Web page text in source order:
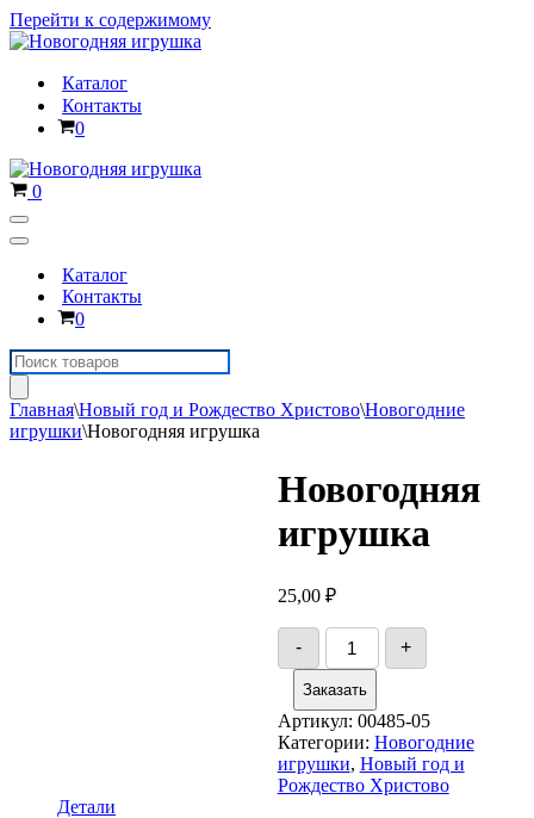
Перейти к содержимому
Каталог
Контакты
Корзина
0
Корзина
0
Меню
навигации
Меню
навигацииКаталог
Контакты
Корзина
0
Поиск
товаров
Главная\Новый год и Рождество Христово\Новогодние
игрушки\Новогодняя игрушка
Новогодняя
игрушка
25,00 ₽
-
Количество
товара
Новогодняя
игрушка
+
Заказать
Артикул: 00485-05
Категории: Новогодние
игрушки, Новый год и
Рождество Христово
Детали